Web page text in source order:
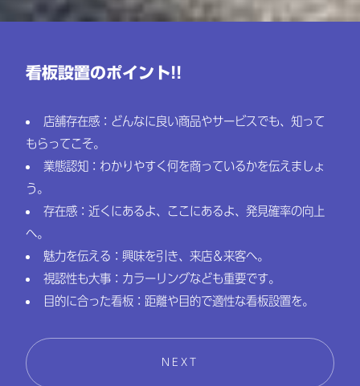
看板設置のポイント!!
店舗存在感：どんなに良い商品やサービスでも、知って
もらってこそ。
業態認知：わかりやすく何を商っているかを伝えましょ
う。
存在感：近くにあるよ、ここにあるよ、発見確率の向上
へ。
魅力を伝える：興味を引き、来店＆来客へ。
視認性も大事：カラーリングなども重要です。
目的に合った看板：距離や目的で適性な看板設置を。
NEXT